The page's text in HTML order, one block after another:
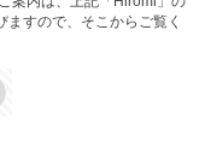
すので、そこからご覧く